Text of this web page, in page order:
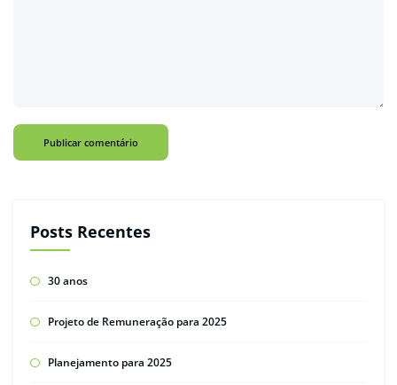
Posts Recentes
30 anos
Projeto de Remuneração para 2025
Planejamento para 2025